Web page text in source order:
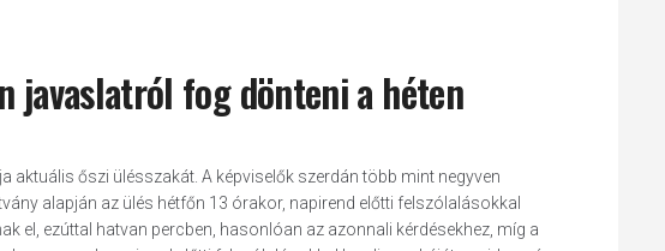
javaslatról fog dönteni a héten
őszi ülésszakát. A képviselők szerdán több mint negyven
alapján az ülés hétfőn 13 órakor, napirend előtti felszólalásokkal
el, ezúttal hatvan percben, hasonlóan az azonnali kérdésekhez, míg a